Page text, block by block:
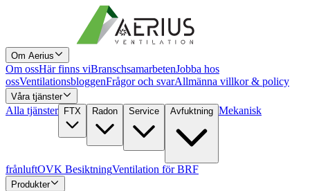
Om Aerius
Om ossHär finns viBranschsamarbetenJobba hos
ossVentilationsbloggenFrågor och svarAllmänna villkor & policy
Våra tjänster
Alla tjänster FTX Radon Service Avfuktning Mekanisk
frånluftOVK BesiktningVentilation för BRF
Produkter